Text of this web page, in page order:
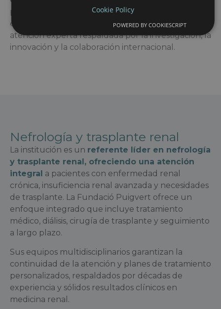
papel de liderazgo en el tratamiento de
enfermedades urológicas raras, ofreciendo una
atención experta respaldada por la investigación, la
innovación y la colaboración internacional.
Nefrología y trasplante renal
La institución es un referente líder en nefrología
y trasplante renal, ofreciendo una atención
integral a pacientes con enfermedad renal
crónica, insuficiencia renal avanzada y necesidades
de trasplante. La Fundació Puigvert ofrece un
enfoque integrado que incluye tratamiento
médico, diálisis, cirugía de trasplante y seguimiento
a largo plazo.
Sus equipos multidisciplinarios garantizan la
continuidad de la atención y planes de tratamiento
personalizados, respaldados por décadas de
experiencia y sólidos resultados clínicos en
medicina renal.
Cookie Policy
POWERED BY COOKIESCRIPT